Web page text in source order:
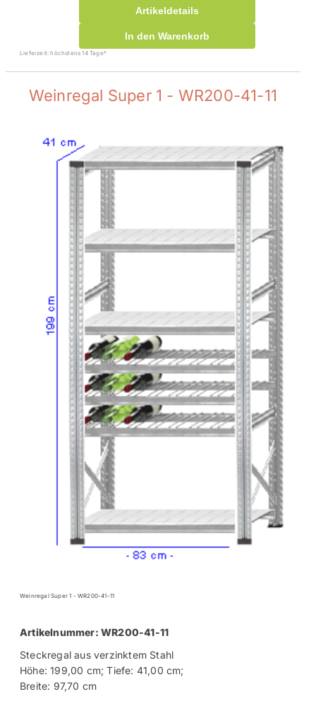
Artikeldetails
In den Warenkorb
Lieferzeit: höchstens 14 Tage*
Weinregal Super 1 - WR200-41-11
Weinregal Super 1 - WR200-41-11
Artikelnummer: WR200-41-11
Steckregal aus verzinktem Stahl
Höhe: 199,00 cm; Tiefe: 41,00 cm;
Breite: 97,70 cm